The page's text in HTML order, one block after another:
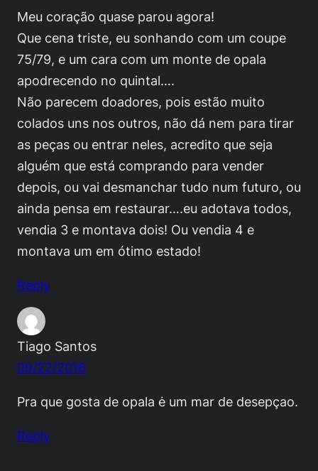
Meu coração quase parou agora!
Que cena triste, eu sonhando com um coupe
75/79, e um cara com um monte de opala
apodrecendo no quintal….
Não parecem doadores, pois estão muito
colados uns nos outros, não dá nem para tirar
as peças ou entrar neles, acredito que seja
alguém que está comprando para vender
depois, ou vai desmanchar tudo num futuro, ou
ainda pensa em restaurar….eu adotava todos,
vendia 3 e montava dois! Ou vendia 4 e
montava um em ótimo estado!
Reply
Tiago Santos
09/22/2016
Pra que gosta de opala ė um mar de desepçao.
Reply